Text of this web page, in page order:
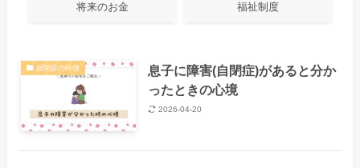
将来のお金 福祉制度
自閉症の特徴
息子に障害(自閉症)があると分か
ったときの心境
2026-04-20